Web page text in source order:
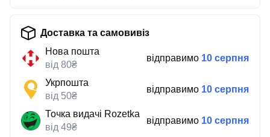
Доставка та самовивіз
Нова пошта
від 80₴
відправимо 10 серпня
Укрпошта
від 50₴
відправимо 10 серпня
Точка видачі Rozetka
від 49₴
відправимо 10 серпня